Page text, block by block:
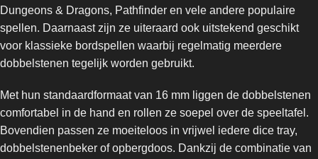
Dungeons & Dragons, Pathfinder en vele andere populaire
spellen. Daarnaast zijn ze uiteraard ook uitstekend geschikt
voor klassieke bordspellen waarbij regelmatig meerdere
dobbelstenen tegelijk worden gebruikt.
Met hun standaardformaat van 16 mm liggen de dobbelstenen
comfortabel in de hand en rollen ze soepel over de speeltafel.
Bovendien passen ze moeiteloos in vrijwel iedere dice tray,
dobbelstenenbeker of opbergdoos. Dankzij de combinatie van